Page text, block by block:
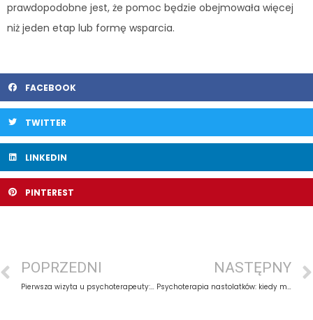
prawdopodobne jest, że pomoc będzie obejmowała więcej
niż jeden etap lub formę wsparcia.
FACEBOOK
TWITTER
LINKEDIN
PINTEREST
POPRZEDNI
Pierwsza wizyta u psychoterapeuty: przygotowanie
NASTĘPNY
Psychoterapia nastolatków: kiedy ma sens przy lęku